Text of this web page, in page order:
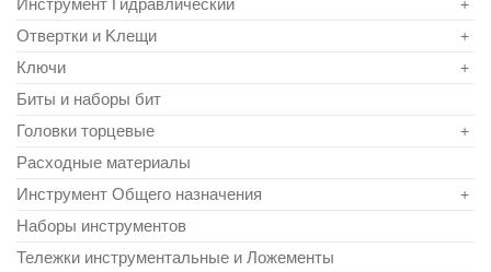
Инструмент Гидравлический +
Отвертки и Kлещи +
Ключи +
Биты и наборы бит
Головки торцевые
+
Расходные материалы
Инструмент Общего назначения
+
Наборы инструментов
Тележки инструментальные и Ложементы